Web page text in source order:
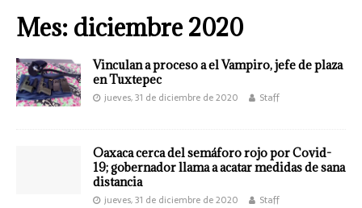
Mes: diciembre 2020
Vinculan a proceso a el Vampiro, jefe de plaza
en Tuxtepec
jueves, 31 de diciembre de 2020 Staff
Oaxaca cerca del semáforo rojo por Covid-
19; gobernador llama a acatar medidas de sana
distancia
jueves, 31 de diciembre de 2020 Staff